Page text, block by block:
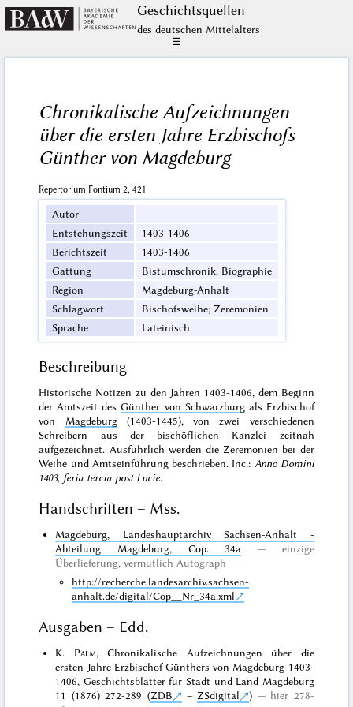
Geschichts­quellen
des deutschen Mittelalters
☰
Chronikalische Aufzeichnungen
über die ersten Jahre Erzbischofs
Günther von Magdeburg
Repertorium Fontium 2, 421
Autor
Entstehungszeit
1403-1406
Berichtszeit
1403-1406
Gattung
Bistumschronik; Biographie
Region
Magdeburg-Anhalt
Schlagwort
Bischofsweihe; Zeremonien
Sprache
Lateinisch
Beschreibung
Historische Notizen zu den Jahren 1403-1406, dem Beginn
der Amtszeit desGünther von Schwarzburgals Erzbischof
von Magdeburg(1403-1445), von zwei verschiedenen
Schreibern aus der bischöflichen Kanzlei zeitnah
aufgezeichnet. Ausführlich werden die Zeremonien bei der
Weihe und Amtseinführung beschrieben. Inc.: Anno Domini
1403, feria tercia post Lucie.
Handschriften – Mss.
Magdeburg, Landeshauptarchiv Sachsen-Anhalt -
Abteilung Magdeburg, Cop. 34a
einzige
Überlieferung, vermutlich Autograph
http://recherche.landesarchiv.sachsen-
anhalt.de/digital/Cop__Nr_34a.xml
Ausgaben – Edd.
K. Palm, Chronikalische Aufzeichnungen über die
ersten Jahre Erzbischof Günthers von Magdeburg 1403-
1406, Geschichtsblätter für Stadt und Land Magdeburg
11 (1876) 272-289 (ZDB – ZSdigital )
hier 278-